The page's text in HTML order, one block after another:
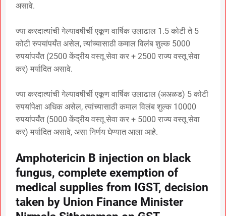
असावे.
ज्या करदात्यांची गेल्यावषीर्ची एकूण वार्षिक उलाढाल 1.5 कोटी ते 5
कोटी रुपयांपर्यंत असेल, त्यांच्यासाठी कमाल विलंब शुल्क 5000
रुपयांपर्यंत (2500 केंद्रीय वस्तू सेवा कर + 2500 राज्य वस्तू सेवा
कर) मर्यादित असावे.
ज्या करदात्यांची गेल्यावषीर्ची एकूण वार्षिक उलाढाल (अअळड) 5 कोटी
रुपयांपेक्षा अधिक असेल, त्यांच्यासाठी कमाल विलंब शुल्क 10000
रुपयांपर्यंत (5000 केंद्रीय वस्तू सेवा कर + 5000 राज्य वस्तू सेवा
कर) मर्यादित असावे, असा निर्णय घेण्यात आला आहे.
Amphotericin B injection on black
fungus, complete exemption of
medical supplies from IGST, decision
taken by Union Finance Minister